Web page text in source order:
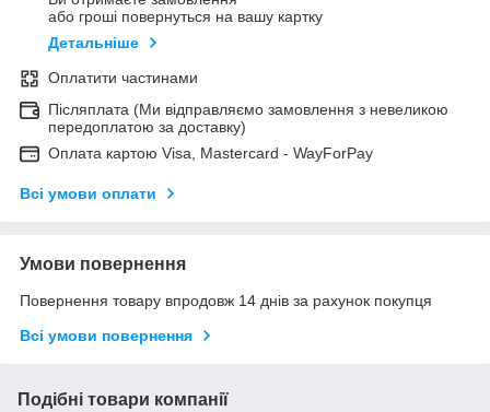
або гроші повернуться на вашу картку
Детальніше
Оплатити частинами
Післяплата (Ми відправляємо замовлення з невеликою
передоплатою за доставку)
Оплата картою Visa, Mastercard - WayForPay
Всі умови оплати
Умови повернення
Повернення товару впродовж 14 днів за рахунок покупця
Всі умови повернення
Подібні товари компанії